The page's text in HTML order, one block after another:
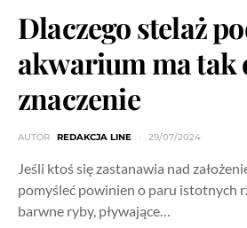
Dlaczego stelaż
akwarium ma tak
znaczenie
AUTOR REDAKCJA LINE 29/07/2024
Jeśli ktoś się zastanawia nad
pomyśleć powinien o paru istotnych
barwne ryby, pływające…